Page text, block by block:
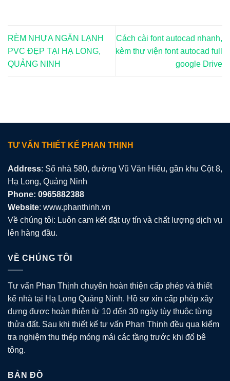
RÈM NHỰA NGĂN LẠNH
PVC ĐẸP TẠI HẠ LONG,
QUẢNG NINH
Cách cài font autocad nhanh,
kèm thư viện font autocad full
google Drive
TƯ VẤN THIẾT KẾ PHAN THỊNH
Address: Số nhà 580, đường Vũ Văn Hiếu, gần khu Cột 8,
Hạ Long, Quảng Ninh
Phone: 0965882388
Website: www.phanthinh.vn
Về chúng tôi: Luôn cam kết đặt uy tín và chất lượng dịch vụ
lên hàng đầu.
VỀ CHÚNG TÔI
Tư vấn Phan Thịnh chuyên hoàn thiện cấp phép và thiết
kế nhà tại Hạ Long Quảng Ninh. Hồ sơ xin cấp phép xây
dựng được hoàn thiện từ 10 đến 30 ngày tùy thuộc từng
thửa đất. Sau khi thiết kế tư vấn Phan Thịnh đều qua kiểm
tra nghiệm thu thép móng mái các tầng trước khi đổ bê
tông.
BẢN ĐỒ